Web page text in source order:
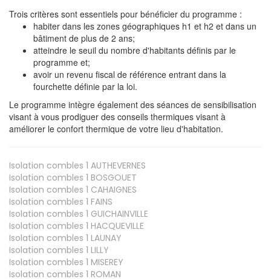
Trois critères sont essentiels pour bénéficier du programme :
habiter dans les zones géographiques h1 et h2 et dans un
bâtiment de plus de 2 ans;
atteindre le seuil du nombre d'habitants définis par le
programme et;
avoir un revenu fiscal de référence entrant dans la
fourchette définie par la loi.
Le programme intègre également des séances de sensibilisation
visant à vous prodiguer des conseils thermiques visant à
améliorer le confort thermique de votre lieu d'habitation.
Isolation combles 1 AUTHEVERNES
Isolation combles 1 BOSGOUET
Isolation combles 1 CAHAIGNES
Isolation combles 1 FAINS
Isolation combles 1 GUICHAINVILLE
Isolation combles 1 HACQUEVILLE
Isolation combles 1 LAUNAY
Isolation combles 1 LILLY
Isolation combles 1 MISEREY
Isolation combles 1 ROMAN